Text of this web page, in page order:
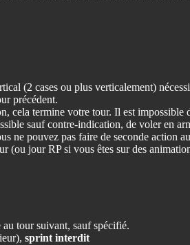
cases ou plus verticalement)
précédent.
termine votre tour. Il est impossible
sauf contre-indication, de voler en
ne pouvez pas faire de seconde
jour RP si vous êtes sur des
tour suivant, sauf spécifié.
sprint interdit